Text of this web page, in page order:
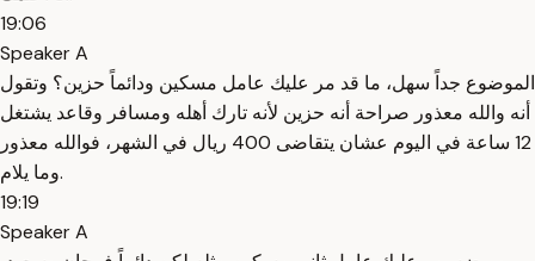
19:06
Speaker A
الموضوع جداً سهل، ما قد مر عليك عامل مسكين ودائماً حزين؟ وتقول
أنه والله معذور صراحة أنه حزين لأنه تارك أهله ومسافر وقاعد يشتغل
12 ساعة في اليوم عشان يتقاضى 400 ريال في الشهر، فوالله معذور
وما يلام.
19:19
Speaker A